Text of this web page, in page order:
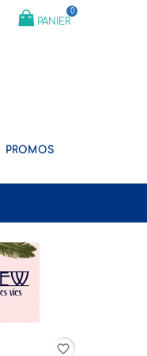
0
PANIER
PROMOS
favorite_border